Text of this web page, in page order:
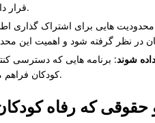
قرار داده و آنها را راهنمایی کنند.
هایی برای اشتراک گذاری
شوند: برنامه هایی که دسترسی
کودکان فراهم می کنند باید انتخاب شوند.
که رفاه